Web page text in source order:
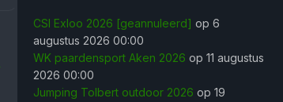
CSI Exloo 2026 [geannuleerd] op 6
augustus 2026 00:00
WK paardensport Aken 2026 op 11 augustus
2026 00:00
Jumping Tolbert outdoor 2026 op 19